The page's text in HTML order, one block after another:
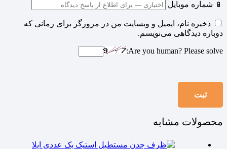
📱 شماره موبایل
ذخیره نام، ایمیل و وبسایت من در مرورگر برای زمانی که
دوباره دیدگاهی می‌نویسم.
Are you human? Please solve:
محصولات مشابه